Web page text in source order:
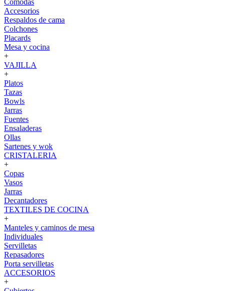
Cómodas
Accesorios
Respaldos de cama
Colchones
Placards
Mesa y cocina
+
VAJILLA
+
Platos
Tazas
Bowls
Jarras
Fuentes
Ensaladeras
Ollas
Sartenes y wok
CRISTALERIA
+
Copas
Vasos
Jarras
Decantadores
TEXTILES DE COCINA
+
Manteles y caminos de mesa
Individuales
Servilletas
Repasadores
Porta servilletas
ACCESORIOS
+